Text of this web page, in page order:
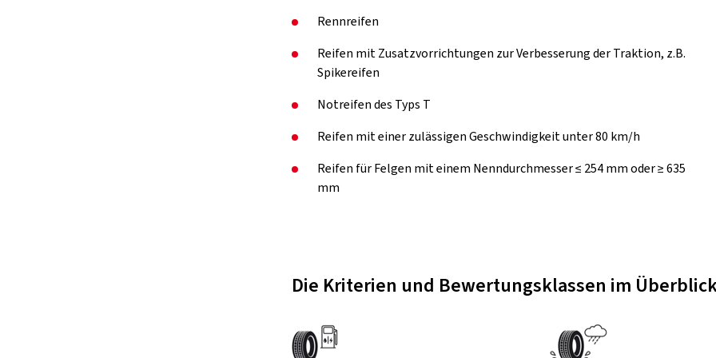
Rennreifen
Reifen mit Zusatzvorrichtungen zur Verbesserung der Traktion, z.B.
Spikereifen
Notreifen des Typs T
Reifen mit einer zulässigen Geschwindigkeit unter 80 km/h
Reifen für Felgen mit einem Nenndurchmesser ≤ 254 mm oder ≥ 635
mm
Die Kriterien und Bewertungsklassen im